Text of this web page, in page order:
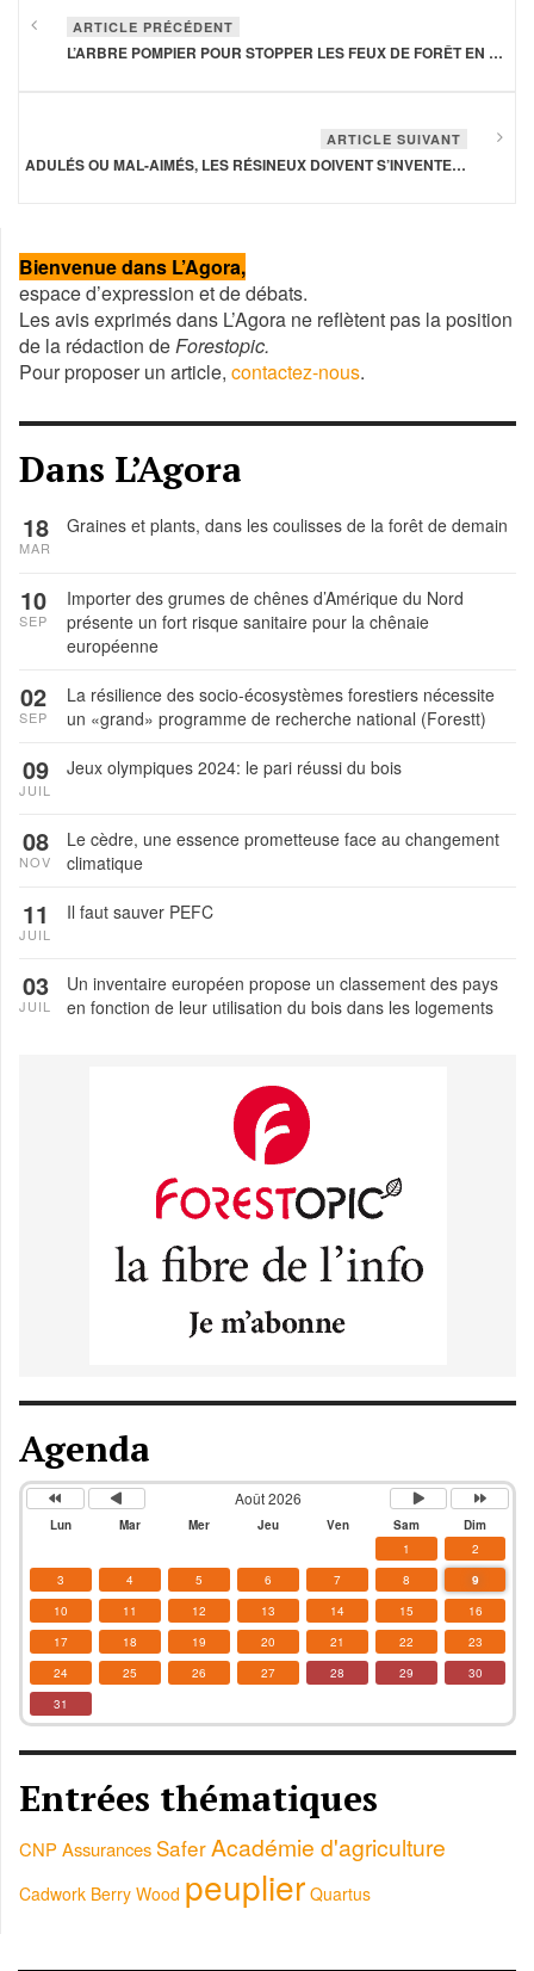
ARTICLE PRÉCÉDENT
L’ARBRE POMPIER POUR STOPPER LES FEUX DE FORÊT EN EUROPE?
ARTICLE SUIVANT
ADULÉS OU MAL-AIMÉS, LES RÉSINEUX DOIVENT S’INVENTER UN NOUVEL AVENIR
Bienvenue dans L’Agora,
espace d’expression et de débats.
Les avis exprimés dans L’Agora ne reflètent pas la position
de la rédaction deForestopic.
Pour proposer un article, contactez-nous.
Dans L’Agora
Graines et plants, dans les coulisses de la forêt de demain
18
MAR
Importer des grumes de chênes d’Amérique du Nord
présente un fort risque sanitaire pour la chênaie
européenne
10
SEP
La résilience des socio-écosystèmes forestiers nécessite
un «grand» programme de recherche national (Forestt)
02
SEP
Jeux olympiques 2024: le pari réussi du bois
09
JUIL
Le cèdre, une essence prometteuse face au changement
climatique
08
NOV
Il faut sauver PEFC
11
JUIL
Un inventaire européen propose un classement des pays
en fonction de leur utilisation du bois dans les logements
03
JUIL
Agenda
Août 2026
Lun Mar Mer Jeu Ven Sam
Dim
1
2
3
4 5 6 7 8
9
10
11 12 13 14 15
16
17
18 19 20 21 22
23
24
25 26 27 28 29
30
31
Entrées thématiques
CNP Assurances SaferAcadémie d'agriculture
Cadwork Berry Wood peuplier Quartus